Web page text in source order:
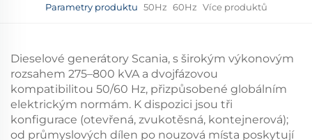
Parametry produktu 50Hz 60Hz Více produktů
Dieselové generátory Scania, s širokým výkonovým
rozsahem 275–800 kVA a dvojfázovou
kompatibilitou 50/60 Hz, přizpůsobené globálním
elektrickým normám. K dispozici jsou tři
konfigurace (otevřená, zvukotěsná, kontejnerová);
od průmyslových dílen po nouzová místa poskytují